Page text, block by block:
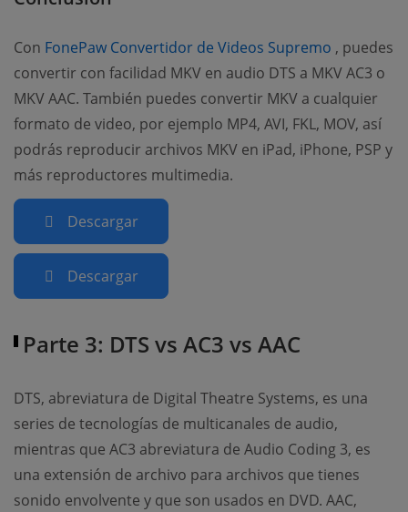
Con FonePaw Convertidor de Videos Supremo (opens
, puedes
convertir con facilidad MKV en audio DTS a MKV AC3 o
MKV AAC. También puedes convertir MKV a cualquier
formato de video, por ejemplo MP4, AVI, FKL, MOV, así
podrás reproducir archivos MKV en iPad, iPhone, PSP y
más reproductores multimedia.
Descargar
Descargar
Parte 3: DTS vs AC3 vs AAC
DTS, abreviatura de Digital Theatre Systems, es una
series de tecnologías de multicanales de audio,
mientras que AC3 abreviatura de Audio Coding 3, es
una extensión de archivo para archivos que tienes
sonido envolvente y que son usados en DVD. AAC,